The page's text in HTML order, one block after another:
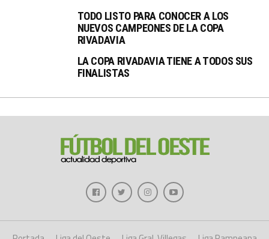
TODO LISTO PARA CONOCER A LOS
NUEVOS CAMPEONES DE LA COPA
RIVADAVIA
LA COPA RIVADAVIA TIENE A TODOS SUS
FINALISTAS